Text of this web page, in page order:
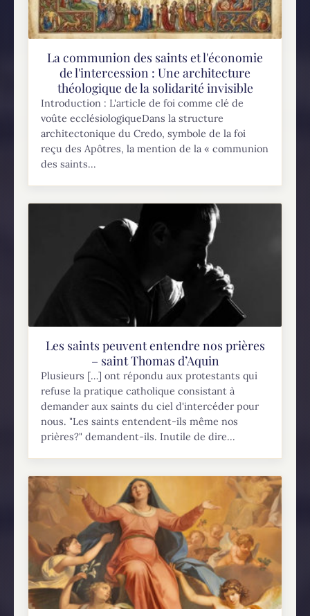
La communion des saints et l'économie
de l'intercession : Une architecture
théologique de la solidarité invisible
Introduction : L'article de foi comme clé de
voûte ecclésiologiqueDans la structure
architectonique du Credo, symbole de la foi
reçu des Apôtres, la mention de la « communion
des saints...
Les saints peuvent entendre nos prières
– saint Thomas d’Aquin
Plusieurs […] ont répondu aux protestants qui
refuse la pratique catholique consistant à
demander aux saints du ciel d'intercéder pour
nous. "Les saints entendent-ils même nos
prières?" demandent-ils. Inutile de dire...